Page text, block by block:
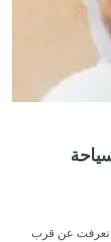
تعرفت عن قرب